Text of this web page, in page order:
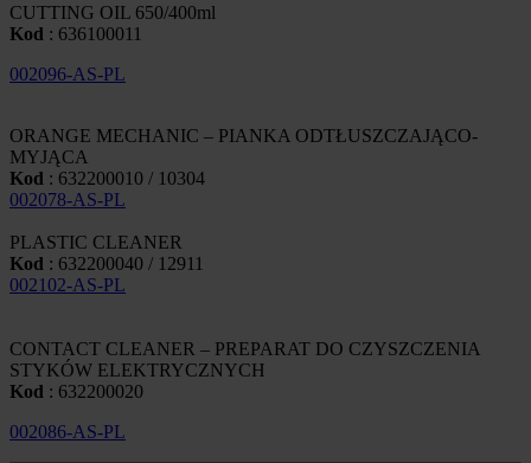
CUTTING OIL 650/400ml
Kod : 636100011
002096-AS-PL
ORANGE MECHANIC – PIANKA ODTŁUSZCZAJĄCO-
MYJĄCA
Kod : 632200010 / 10304
002078-AS-PL
PLASTIC CLEANER
Kod : 632200040 / 12911
002102-AS-PL
CONTACT CLEANER – PREPARAT DO CZYSZCZENIA
STYKÓW ELEKTRYCZNYCH
Kod : 632200020
002086-AS-PL